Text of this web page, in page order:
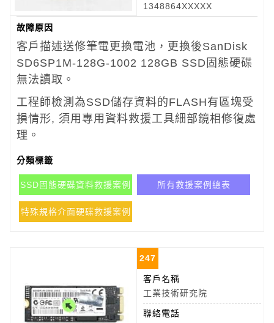
1348864XXXXX
故障原因
客戶描述送修筆電更換電池，更換後SanDisk
SD6SP1M-128G-1002 128GB SSD固態硬碟
無法讀取。
工程師檢測為SSD儲存資料的FLASH有區塊受
損情形, 須用專用資料救援工具細部鏡相修復處
理。
分類標籤
SSD固態硬碟資料救援案例 所有救援案例總表
特殊規格介面硬碟救援案例
247
客戶名稱
工業技術研究院
聯絡電話